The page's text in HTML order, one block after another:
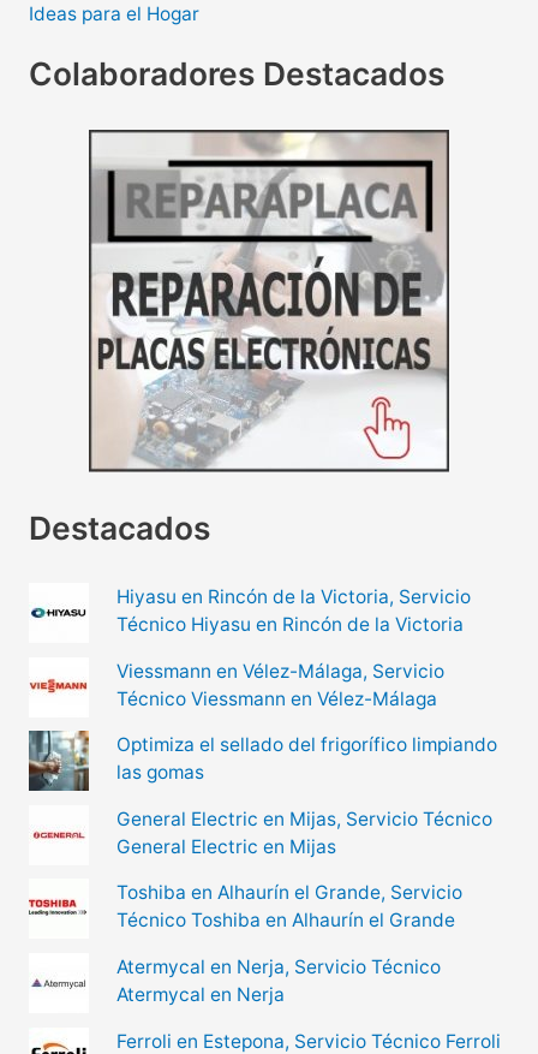
Ideas para el Hogar
Colaboradores Destacados
Destacados
Hiyasu en Rincón de la Victoria, Servicio
Técnico Hiyasu en Rincón de la Victoria
Viessmann en Vélez-Málaga, Servicio
Técnico Viessmann en Vélez-Málaga
Optimiza el sellado del frigorífico limpiando
las gomas
General Electric en Mijas, Servicio Técnico
General Electric en Mijas
Toshiba en Alhaurín el Grande, Servicio
Técnico Toshiba en Alhaurín el Grande
Atermycal en Nerja, Servicio Técnico
Atermycal en Nerja
Ferroli en Estepona, Servicio Técnico Ferroli